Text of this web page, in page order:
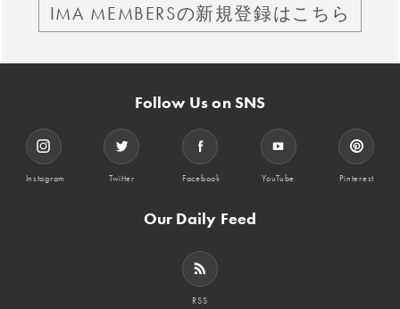
IMA MEMBERSの新規登録はこちら
Follow Us on SNS
Instagram Twitter Facebook YouTube Pinterest
Our Daily Feed
RSS